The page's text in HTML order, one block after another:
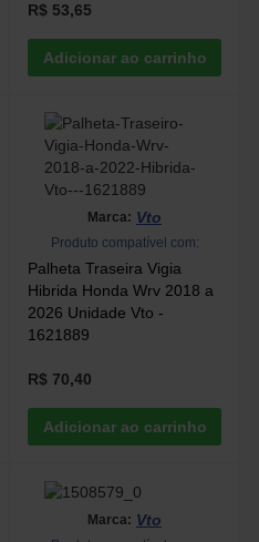
R$ 53,65
Marca: Vto
Produto compatível com:
Palheta Traseira Vigia
Hibrida Honda Wrv 2018 a
2026 Unidade Vto -
1621889
R$ 70,40
Marca: Vto